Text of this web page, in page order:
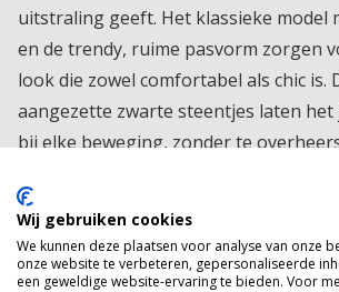
uitstraling geeft. Het klassieke model
en de trendy, ruime pasvorm zorgen
look die zowel comfortabel als chic is.
aangezette zwarte steentjes laten het
bij elke beweging, zonder te
eyecatcher voor iedereen die wil
feestdagen, etentjes of een avond uit.
met een basic top of ga all in met nóg
deze blazer steel jij gegarandeerd de
Wij gebruiken cookies
We kunnen deze plaatsen voor analyse van onze
onze website te verbeteren, gepersonaliseerde
een geweldige website-ervaring te bieden. Voor